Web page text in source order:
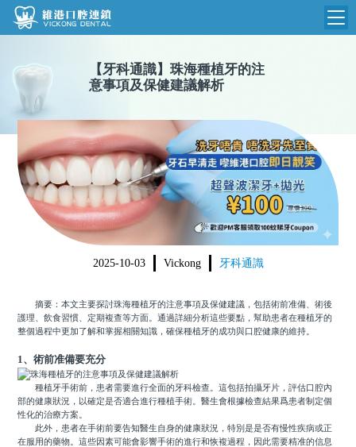
維港首頁
品牌介紹
環境設備
醫院新聞
收費標準
N
收費總表
植牙收費
根管收費
美學收費
箍牙收費
醫生團隊
門診時間
【 牙科通識】 珠海種植牙的注
意事項及保健建議解析
2025-10-03 Vickong 牙科通識
摘要：本文主要探討珠海種植牙的注意事項及保健建議，包括術前准備、術後
護理、飲食習慣、定期複查等方面。通過詳細分析這些要點，幫助患者在種植牙的
整個過程中更加了解和掌握相關知識，確保種植牙的成功與口腔健康的維持。
1、術前准備要充分
種植牙手術前，患者需要進行全面的牙科檢查。這包括拍攝牙片，評估口腔內
部的健康狀況，以確定是否適合進行種植手術。醫生會根據檢查結果爲患者制定個
性化的治療方案。
此外，患者在手術前要告知醫生自身的健康狀況，特別是是否有慢性疾病或正
在服用的藥物。這些因素可能會影響手術的進行和恢複過程，因此需要精准的信息